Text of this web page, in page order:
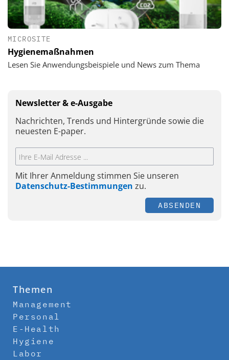
MICROSITE
Hygienemaßnahmen
Lesen Sie Anwendungsbeispiele und News zum Thema
Newsletter & e-Ausgabe
Nachrichten, Trends und Hintergründe sowie die
neuesten E-paper.
Mit Ihrer Anmeldung stimmen Sie unseren
Datenschutz-Bestimmungen zu.
ABSENDEN
Themen
Management
Personal
E-Health
Hygiene
Labor